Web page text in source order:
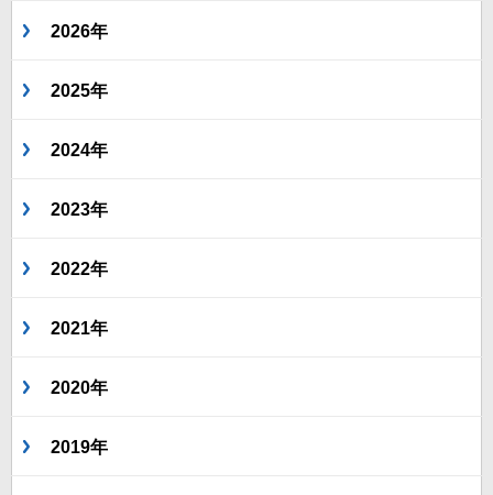
2026年
2025年
2024年
2023年
2022年
2021年
2020年
2019年